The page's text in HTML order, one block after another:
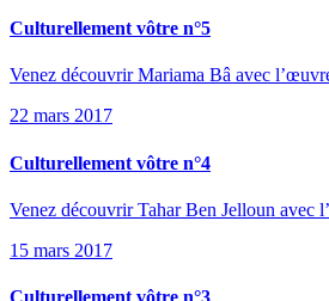
Culturellement vôtre n°5
Venez découvrir Mariama Bâ avec
22 mars 2017
Culturellement vôtre n°4
Venez découvrir Tahar Ben Jelloun avec
15 mars 2017